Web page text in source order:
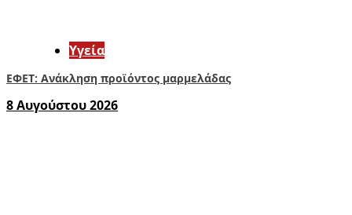
Υγεία
ΕΦΕΤ: Ανάκληση προϊόντος μαρμελάδας
8 Αυγούστου 2026